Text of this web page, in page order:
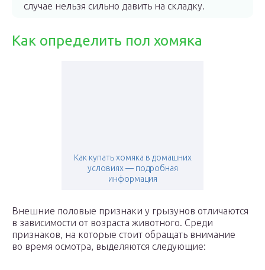
случае нельзя сильно давить на складку.
Как определить пол хомяка
Как купать хомяка в домашних
условиях — подробная
информация
Внешние половые признаки у грызунов отличаются
в зависимости от возраста животного. Среди
признаков, на которые стоит обращать внимание
во время осмотра, выделяются следующие: